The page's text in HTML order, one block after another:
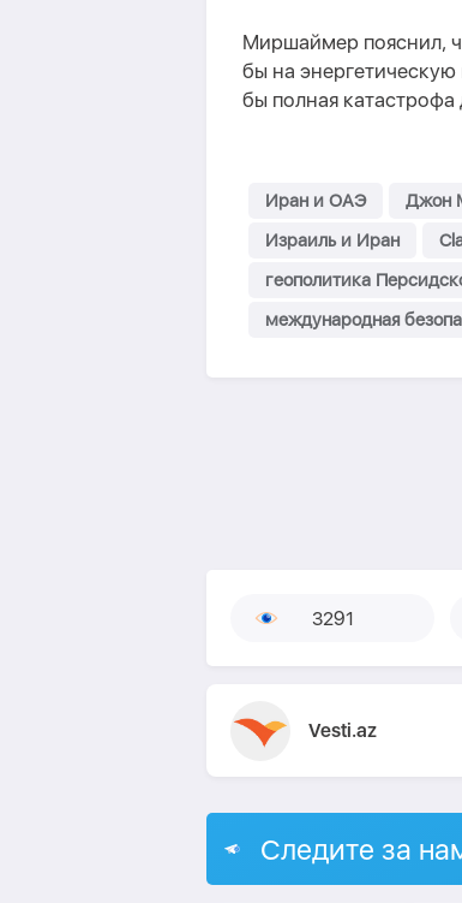
Миршаймер пояснил,
бы на
бы полная
Иран и ОАЭ Джон
Израиль и Иран
геополитика
международная
3291
Vesti.az
Следите за